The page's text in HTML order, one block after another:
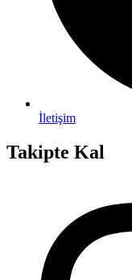
İletişim
Takipte Kal